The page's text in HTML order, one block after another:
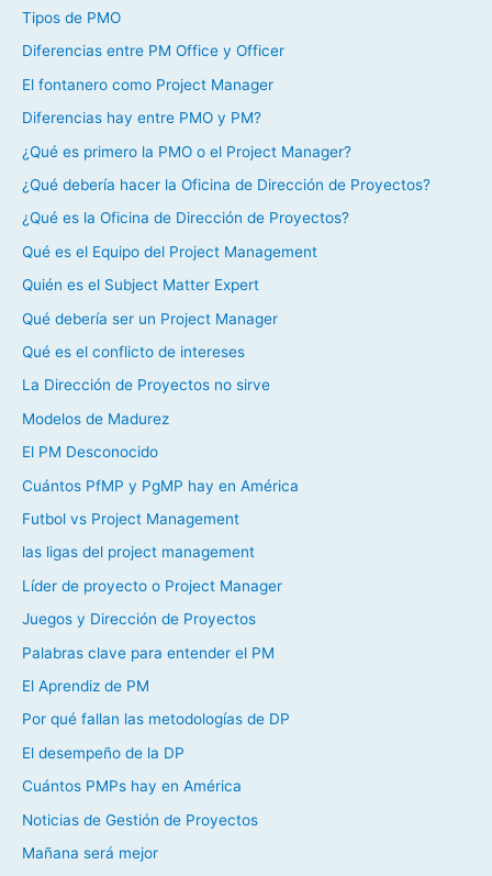
Tipos de PMO
Diferencias entre PM Office y Officer
El fontanero como Project Manager
Diferencias hay entre PMO y PM?
¿Qué es primero la PMO o el Project Manager?
¿Qué debería hacer la Oficina de Dirección de Proyectos?
¿Qué es la Oficina de Dirección de Proyectos?
Qué es el Equipo del Project Management
Quién es el Subject Matter Expert
Qué debería ser un Project Manager
Qué es el conflicto de intereses
La Dirección de Proyectos no sirve
Modelos de Madurez
El PM Desconocido
Cuántos PfMP y PgMP hay en América
Futbol vs Project Management
las ligas del project management
Líder de proyecto o Project Manager
Juegos y Dirección de Proyectos
Palabras clave para entender el PM
El Aprendiz de PM
Por qué fallan las metodologías de DP
El desempeño de la DP
Cuántos PMPs hay en América
Noticias de Gestión de Proyectos
Mañana será mejor